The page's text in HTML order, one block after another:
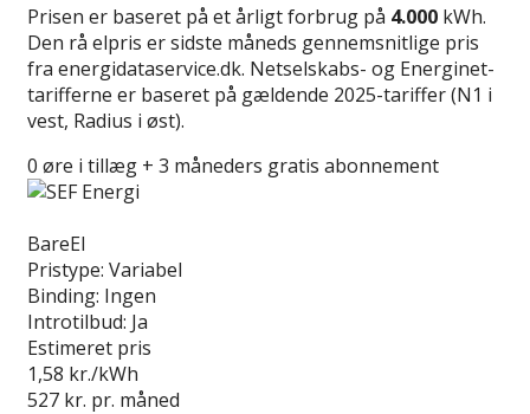
Prisen er baseret på et årligt forbrug på 4.000 kWh.
Den rå elpris er sidste måneds gennemsnitlige pris
fra energidataservice.dk. Netselskabs- og Energinet-
tarifferne er baseret på gældende 2025-tariffer (N1 i
vest, Radius i øst).
0 øre i tillæg + 3 måneders gratis abonnement
BareEl
Pristype: Variabel
Binding: Ingen
Introtilbud: Ja
Estimeret pris
1,58 kr./kWh
527 kr. pr. måned